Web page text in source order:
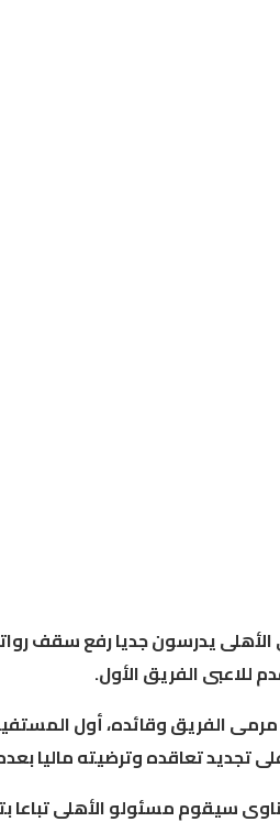
الأهلىيدرسونجديارفعسقف
للاعبىالفريقالأول.
مرمىالفريقوقائده،أول
تجديدتعاقدهوترضيتهماليا
سيقوممسئولوالأهلىتباعا